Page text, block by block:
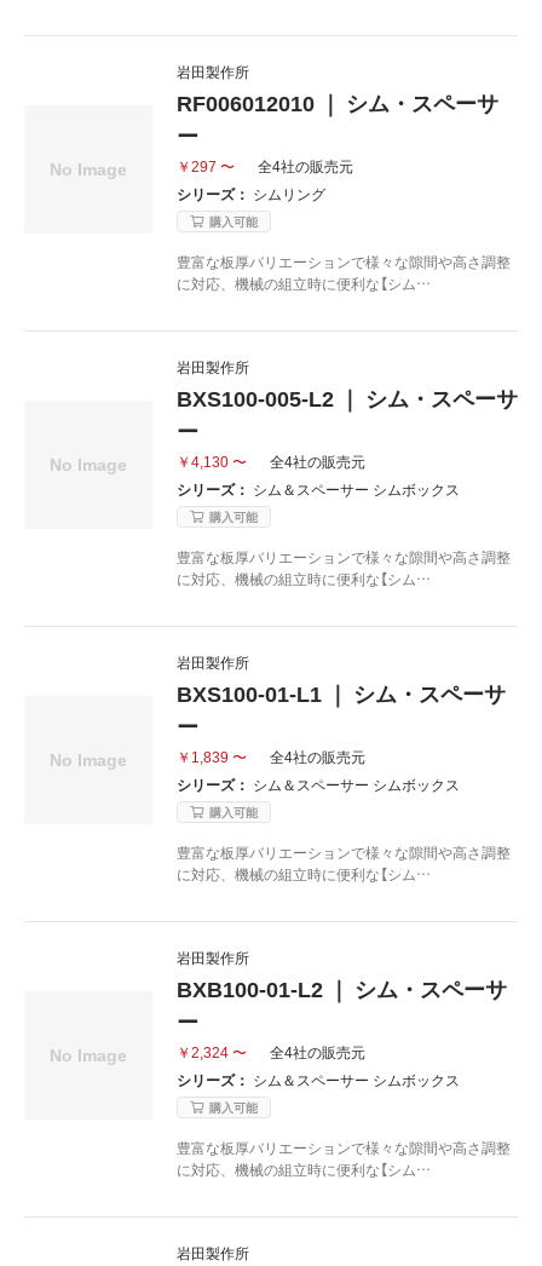
岩田製作所
RF006012010 ｜ シム・スペーサ
ー
￥297 〜
全4社の販売元
シリーズ： シムリング
購入可能
豊富な板厚バリエーションで様々な隙間や高さ調整
に対応、機械の組立時に便利な【シム…
岩田製作所
BXS100-005-L2 ｜ シム・スペーサ
ー
￥4,130 〜
全4社の販売元
シリーズ： シム＆スペーサー シムボックス
購入可能
豊富な板厚バリエーションで様々な隙間や高さ調整
に対応、機械の組立時に便利な【シム…
岩田製作所
BXS100-01-L1 ｜ シム・スペーサ
ー
￥1,839 〜
全4社の販売元
シリーズ： シム＆スペーサー シムボックス
購入可能
豊富な板厚バリエーションで様々な隙間や高さ調整
に対応、機械の組立時に便利な【シム…
岩田製作所
BXB100-01-L2 ｜ シム・スペーサ
ー
￥2,324 〜
全4社の販売元
シリーズ： シム＆スペーサー シムボックス
購入可能
豊富な板厚バリエーションで様々な隙間や高さ調整
に対応、機械の組立時に便利な【シム…
岩田製作所